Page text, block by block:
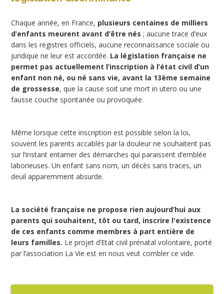
Chaque année, en France, plusieurs centaines de milliers
d’enfants meurent avant d’être nés ; aucune trace d’eux
dans les registres officiels, aucune reconnaissance sociale ou
juridique ne leur est accordée. La législation française ne
permet pas actuellement l’inscription à l’état civil d’un
enfant non né, ou né sans vie, avant la 13ème semaine
de grossesse, que la cause soit une mort in utero ou une
fausse couche spontanée ou provoquée.
Même lorsque cette inscription est possible selon la loi,
souvent les parents accablés par la douleur ne souhaitent pas
sur l’instant entamer des démarches qui paraissent d’emblée
laborieuses. Un enfant sans nom, un décès sans traces, un
deuil apparemment absurde.
La société française ne propose rien aujourd’hui aux
parents qui souhaitent, tôt ou tard, inscrire l'existence
de ces enfants comme membres à part entière de
leurs familles. Le projet d’Etat civil prénatal volontaire, porté
par l’association La Vie est en nous veut combler ce vide.